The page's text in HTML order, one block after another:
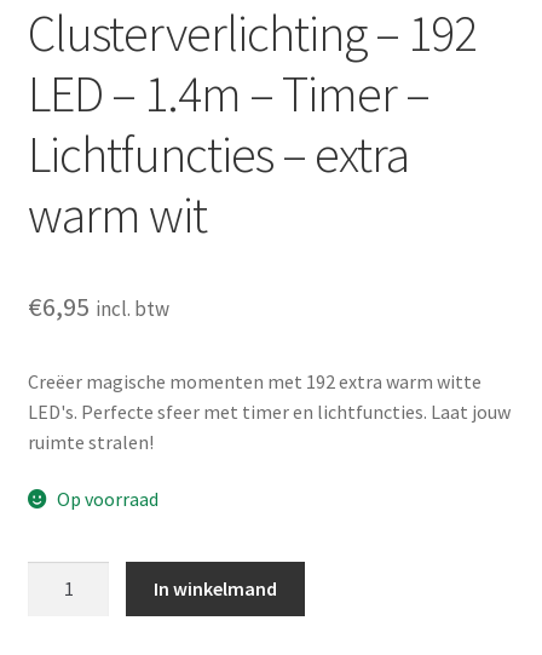
Clusterverlichting – 192
LED – 1.4m – Timer –
Lichtfuncties – extra
warm wit
€6,95 incl. btw
Creëer magische momenten met 192 extra warm witte
LED's. Perfecte sfeer met timer en lichtfuncties. Laat jouw
ruimte stralen!
Op voorraad
In winkelmand